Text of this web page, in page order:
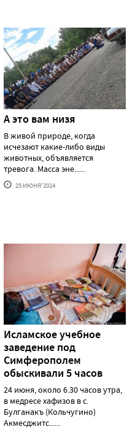
А это вам низя
В живой природе, когда
исчезают какие-либо виды
животных, объявляется
тревога. Масса эне......
25 ИЮНЯ'2014
Исламское учебное
заведение под
Симферополем
обыскивали 5 часов
24 июня, около 6.30 часов утра,
в медресе хафизов в с.
Булганакъ (Кольчугино)
Акмесджитс......